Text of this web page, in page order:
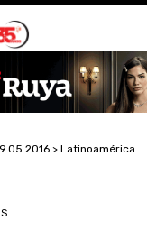
> Latinoamérica